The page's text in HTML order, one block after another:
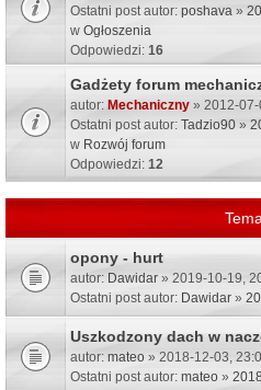
Ostatni post autor: poshava »
w Ogłoszenia
Odpowiedzi: 16
Gadżety forum
autor: Mechaniczny » 2012-
Ostatni post autor: Tadzio90 »
w Rozwój forum
Odpowiedzi: 12
opony - hurt
autor: Dawidar » 2019-10-19,
Ostatni post autor: Dawidar »
Uszkodzony dach w
autor: mateo » 2018-12-03,
Ostatni post autor: mateo »